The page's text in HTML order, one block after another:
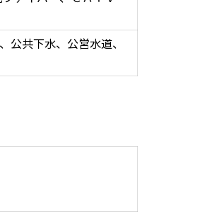
共下水、公営水道、